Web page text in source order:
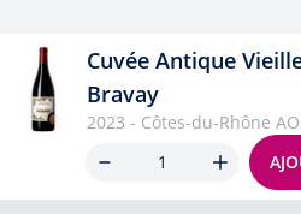
Cuvée Antique
Bravay
2023 - Côtes-du-Rhône